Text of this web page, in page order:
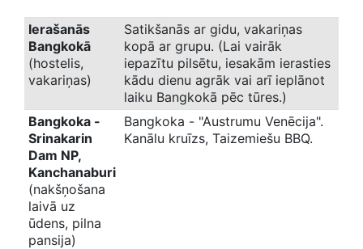
Ierašanās
Bangkokā
(hostelis,
vakariņas)
Satikšanās ar gidu, vakariņas
kopā ar grupu. (Lai vairāk
iepazītu pilsētu, iesakām ierasties
kādu dienu agrāk vai arī ieplānot
laiku Bangkokā pēc tūres.)
Bangkoka -
Srinakarin
Dam NP,
Kanchanaburi
(nakšņošana
laivā uz
ūdens, pilna
pansija)
Bangkoka - "Austrumu Venēcija".
Kanālu kruīzs, Taizemiešu BBQ.